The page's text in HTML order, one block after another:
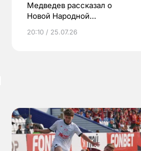
Медведев рассказал о
Новой Народной
20:10 / 25.07.26